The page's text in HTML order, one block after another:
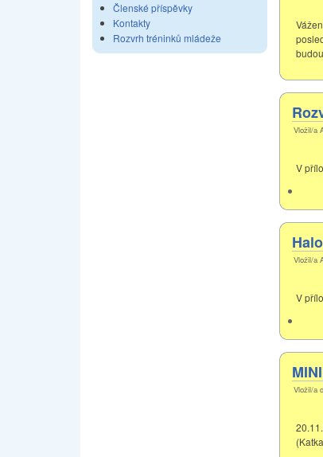
Členské příspěvky
Kontakty
Rozvrh tréninků mládeže
Vložil/a
V
Vložil/a
V
Vložil/a